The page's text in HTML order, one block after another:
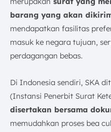
barang yang akan
mendapatkan fasilitas
masuk ke negara tujuan,
perdagangan bebas.
Di Indonesia sendiri, SKA
(Instansi Penerbit Surat
disertakan bersama
memudahkan proses bea